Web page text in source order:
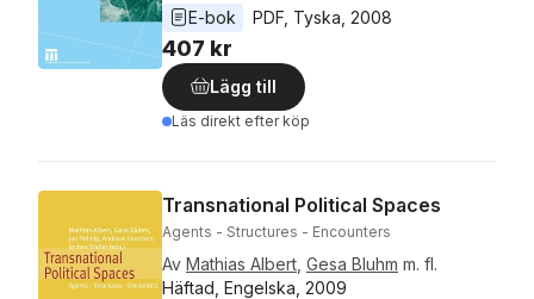
E-bok
PDF Tyska 2008
407 kr
Lägg till
Läs direkt efter köp
Transnational Political Spaces
Agents - Structures - Encounters
Av Mathias Albert Gesa Bluhm m. fl.
Häftad, Engelska, 2009